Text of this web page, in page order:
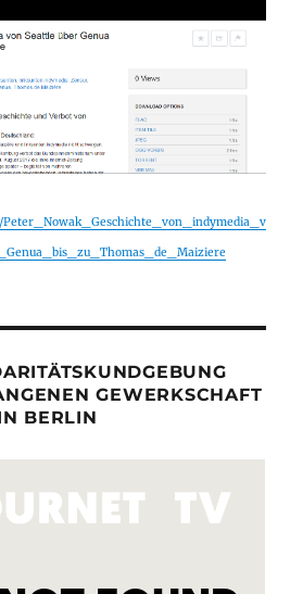
GEWERKSCHAFT
BERLIN